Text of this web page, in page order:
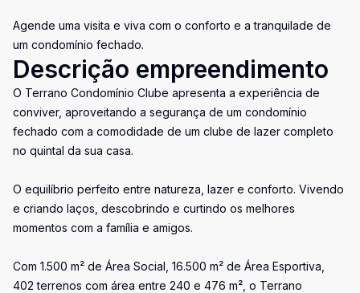
Agende uma visita e viva com o conforto e a tranquilade de
um condomínio fechado.
Descrição empreendimento
O Terrano Condomínio Clube apresenta a experiência de
conviver, aproveitando a segurança de um condomínio
fechado com a comodidade de um clube de lazer completo
no quintal da sua casa.
O equilíbrio perfeito entre natureza, lazer e conforto. Vivendo
e criando laços, descobrindo e curtindo os melhores
momentos com a família e amigos.
Com 1.500 m² de Área Social, 16.500 m² de Área Esportiva,
402 terrenos com área entre 240 e 476 m², o Terrano